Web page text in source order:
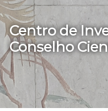
Centro de
Conselho